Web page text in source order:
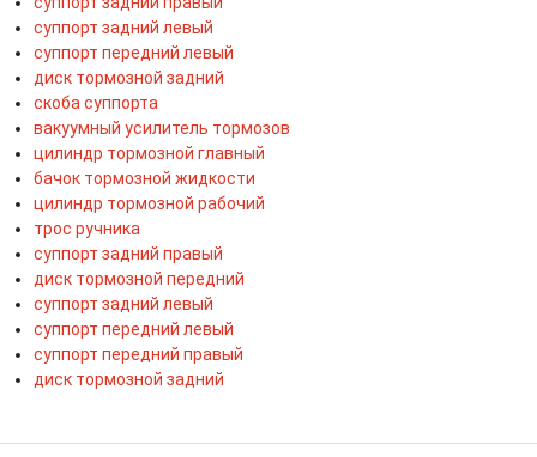
суппорт задний левый
суппорт передний левый
диск тормозной задний
скоба суппорта
вакуумный усилитель тормозов
цилиндр тормозной главный
бачок тормозной жидкости
цилиндр тормозной рабочий
трос ручника
суппорт задний правый
диск тормозной передний
суппорт задний левый
суппорт передний левый
суппорт передний правый
диск тормозной задний